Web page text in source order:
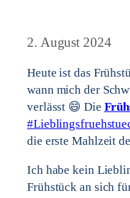
2. August 2024
Heute ist das
wann mich der
verlässt 😄 Die
die erste Mahlzeit
Ich habe kein
Frühstück an sich